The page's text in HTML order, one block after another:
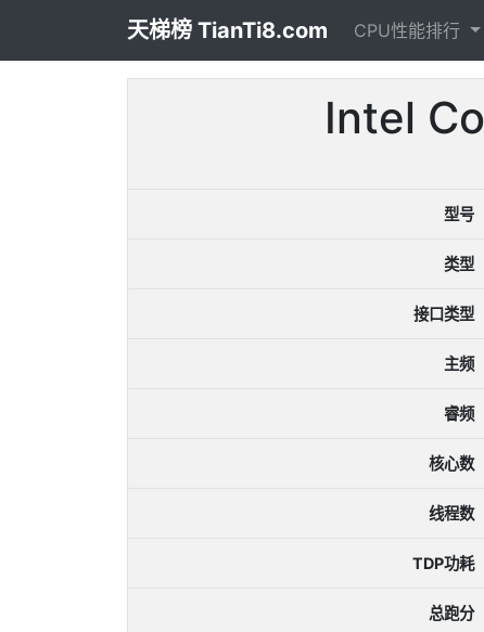
天梯榜 TianTi8.com CPU性能排行
Intel
型号
类型
接口类型
主频
睿频
核心数
线程数
TDP功耗
总跑分